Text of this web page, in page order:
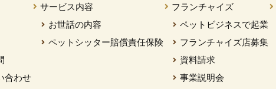
合わせ
サービス内容
お世話の内容
ペットシッター賠償責任保険
フランチャイズ
ペットビジネスで起業
フランチャイズ店募集
資料請求
事業説明会